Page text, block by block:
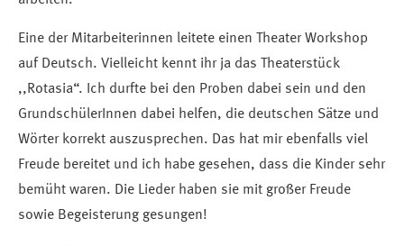
Eine der Mitarbeiterinnen leitete einen Theater Workshop
auf Deutsch. Vielleicht kennt ihr ja das Theaterstück
,,Rotasia“. Ich durfte bei den Proben dabei sein und den
GrundschülerInnen dabei helfen, die deutschen Sätze und
Wörter korrekt auszusprechen. Das hat mir ebenfalls viel
Freude bereitet und ich habe gesehen, dass die Kinder sehr
bemüht waren. Die Lieder haben sie mit großer Freude
sowie Begeisterung gesungen!